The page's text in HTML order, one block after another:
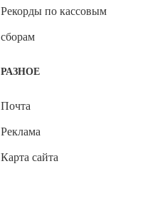
Рекорды по кассовым
сборам
РАЗНОЕ
Почта
Реклама
Карта сайта